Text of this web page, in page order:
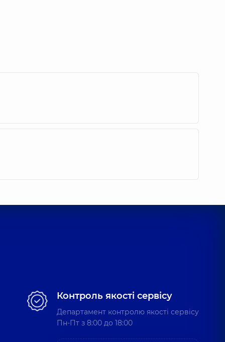
Контроль якості сервісу
Департамент контролю якості сервісу
Пн-Пт з 8:00 до 18:00